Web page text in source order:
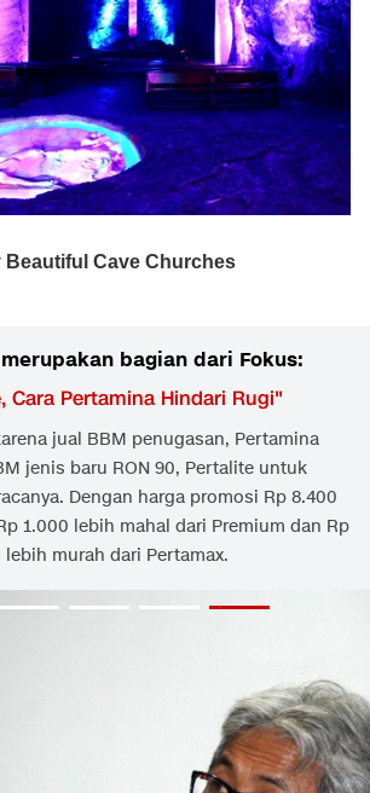
bagian dari Fokus:
Cara Pertamina Hindari Rugi"
jual BBM penugasan, Pertamina
jenis baru RON 90, Pertalite untuk
Dengan harga promosi Rp 8.400
1.000 lebih mahal dari Premium dan Rp
lebih murah dari Pertamax.